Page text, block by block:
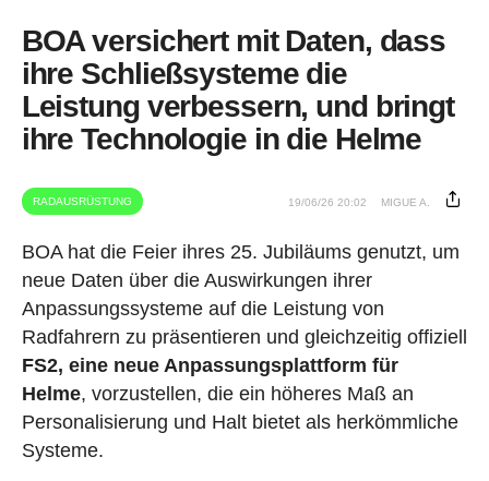
BOA versichert mit Daten, dass
ihre Schließsysteme die
Leistung verbessern, und bringt
ihre Technologie in die Helme
RADAUSRÜSTUNG 19/06/26 20:02 MIGUE A.
BOA hat die Feier ihres 25. Jubiläums genutzt, um
neue Daten über die Auswirkungen ihrer
Anpassungssysteme auf die Leistung von
Radfahrern zu präsentieren und gleichzeitig offiziell
FS2, eine neue Anpassungsplattform für
Helme, vorzustellen, die ein höheres Maß an
Personalisierung und Halt bietet als herkömmliche
Systeme.